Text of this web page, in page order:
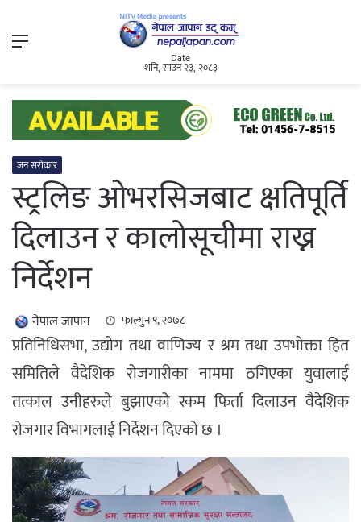
Menu
Date
शनि, साउन २३, २०८३
जन सरोकार
स्ट्रलिङ ओभरसिजबाट क्षतिपूर्ति
दिलाउन र कालोसूचीमा राख्न
निर्देशन
नेपाल जापान फाल्गुन ९, २०७८
प्रतिनिधिसभा, उद्योग तथा वाणिज्य र श्रम तथा उपभोक्ता हित
समितिले वैदेशिक रोजगारीका नाममा ठगिएका युवालाई
तत्काल उनीहरुले बुझाएको रकम फिर्ता दिलाउन वैदेशिक
रोजगार विभागलाई निर्देशन दिएको छ ।